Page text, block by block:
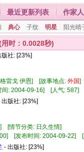
最近更新列表 作家
典心 子纹 明星 阳光晴
时：0.0028秒)
版社: [23%]
格雷戈 伊恩] [故事地点: 外国]
间: 2004-09-16] [人气: 587]
出版社: [23%]
] [情节分类: 日久生情]
00] [发布时间: 2004-09-22]
- 出版社: [23%]